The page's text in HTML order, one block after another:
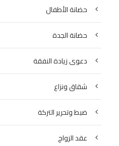
حضانة الأطفال
حضانة الجدة
دعوى زيادة النفقة
شقاق ونزاع
ضبط وتحرير التركة
عقد الزواج